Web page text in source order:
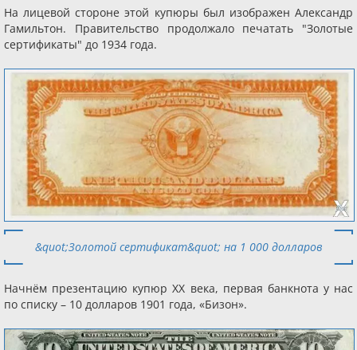
На лицевой стороне этой купюры был изображен Александр
Гамильтон. Правительство продолжало печатать "Золотые
сертификаты" до 1934 года.
&quot;Золотой сертификат&quot; на 1 000 долларов
Начнём презентацию купюр ХХ века, первая банкнота у нас
по списку – 10 долларов 1901 года, «Бизон».